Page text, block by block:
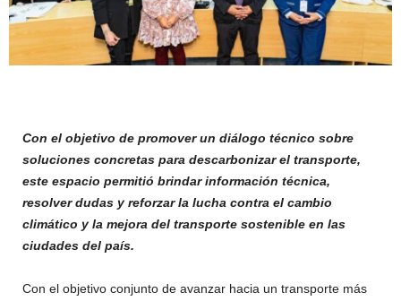
Con el objetivo de promover un diálogo técnico sobre
soluciones concretas para descarbonizar el transporte,
este espacio permitió brindar información técnica,
resolver dudas y reforzar la lucha contra el cambio
climático y la mejora del transporte sostenible en las
ciudades del país.
Con el objetivo conjunto de avanzar hacia un transporte más